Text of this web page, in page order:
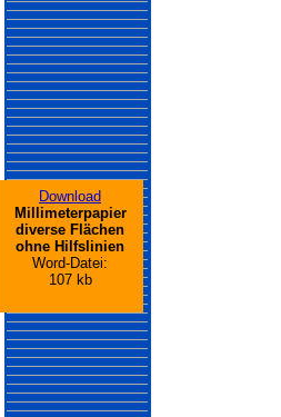
Download
Millimeterpapier
diverse Flächen
ohne Hilfslinien
Word-Datei:
107 kb